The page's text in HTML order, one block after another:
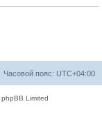
Часовой пояс: UTC+04:00
Limited